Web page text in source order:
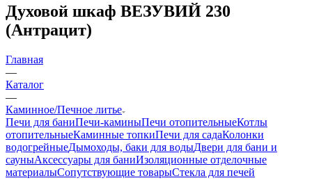
Духовой шкаф ВЕЗУВИЙ 230
(Антрацит)
Главная
—
Каталог
—
Каминное/Печное литье
Печи для баниПечи-каминыПечи отопительныеКотлы
отопительныеКаминные топкиПечи для садаКолонки
водогрейныеДымоходы, баки для водыДвери для бани и
сауныАксессуары для баниИзоляционные отделочные
материалыСопутствующие товарыСтекла для печей